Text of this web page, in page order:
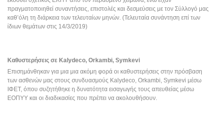
πραγματοποιηθεί συναντήσεις, επιστολές και δεσμεύσεις με τον Σύλλογό μας
καθ’όλη τη διάρκεια των τελευταίων μηνών. (Τελευταία συνάντηση επί των
ίδιων θεμάτων στις 14/3/2019)
Καθυστερήσεις σε Kalydeco, Orkambi, Symkevi
Επισημάνθηκαν για μια μια ακόμη φορά οι καθυστερήσεις στην πρόσβαση
των ασθενών μας στους συνδυασμούς Kalydeco, Orkambi, Symkevi μέσω
ΙΦΕΤ, όπου συζητήθηκε η δυνατότητα εισαγωγής τους απευθείας μέσω
ΕΟΠΥΥ και οι διαδικασίες που πρέπει να ακολουθήσουν.